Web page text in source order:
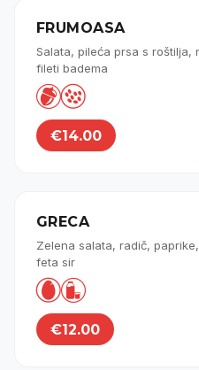
FRUMOASA
Salata, pileća prsa s roštilja,
fileti badema

€14.00
GRECA
Zelena salata, radič,
feta sir

€12.00